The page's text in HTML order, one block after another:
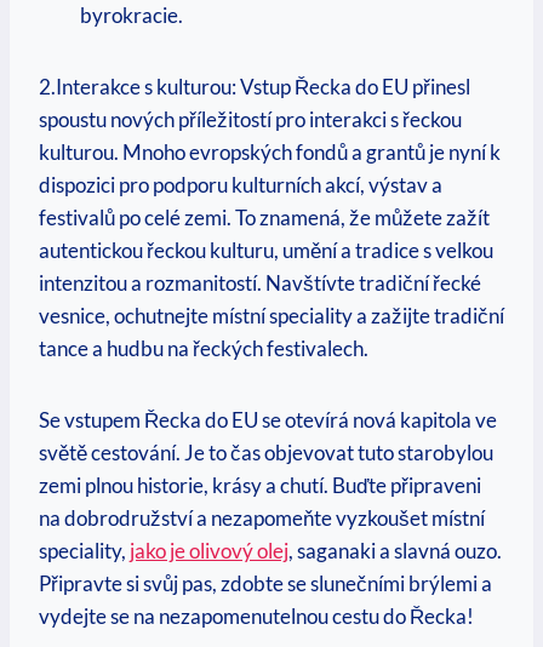
byrokracie.
2.Interakce s kulturou: Vstup Řecka do EU přinesl
spoustu nových příležitostí pro interakci s řeckou
kulturou. Mnoho evropských fondů a grantů je nyní k
dispozici pro podporu kulturních akcí, výstav a
festivalů po celé zemi. To znamená, že můžete zažít
autentickou řeckou kulturu, umění a tradice s velkou
intenzitou a rozmanitostí. Navštívte tradiční řecké
vesnice, ochutnejte místní speciality a zažijte tradiční
tance a hudbu na řeckých festivalech.
Se vstupem Řecka do EU se otevírá nová kapitola ve
světě cestování. Je to čas objevovat tuto starobylou
zemi plnou historie, krásy a chutí. Buďte připraveni
na dobrodružství a nezapomeňte vyzkoušet místní
speciality, jako je olivový olej, saganaki a slavná ouzo.
Připravte si svůj pas, zdobte se slunečními brýlemi a
vydejte se na nezapomenutelnou cestu do Řecka!